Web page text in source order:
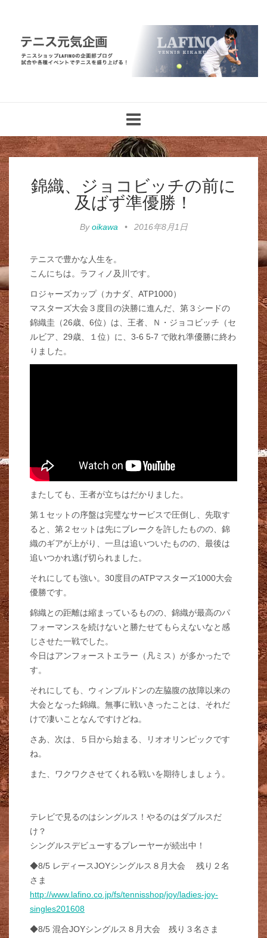
navigation
錦織、ジョコビッチの前に
及ばず準優勝！
Byoikawa • 2016年8月1日
テニスで豊かな人生を。
こんにちは。ラフィノ及川です。
ロジャーズカップ（カナダ、ATP1000）
マスターズ大会３度目の決勝に進んだ、第３シードの
錦織圭（26歳、6位）は、王者、Ｎ・ジョコビッチ（セ
ルビア、29歳、１位）に、3-6 5-7 で敗れ準優勝に終わ
りました。
またしても、王者が立ちはだかりました。
第１セットの序盤は完璧なサービスで圧倒し、先取す
ると、第２セットは先にブレークを許したものの、錦
織のギアが上がり、一旦は追いついたものの、最後は
追いつかれ逃げ切られました。
それにしても強い。30度目のATPマスターズ1000大会
優勝です。
錦織との距離は縮まっているものの、錦織が最高のパ
フォーマンスを続けないと勝たせてもらえないなと感
じさせた一戦でした。
今日はアンフォーストエラー（凡ミス）が多かったで
す。
それにしても、ウィンブルドンの左脇腹の故障以来の
大会となった錦織。無事に戦いきったことは、それだ
けで凄いことなんですけどね。
さあ、次は、５日から始まる、リオオリンピックです
ね。
また、ワクワクさせてくれる戦いを期待しましょう。
テレビで見るのはシングルス！やるのはダブルスだ
け？
シングルスデビューするプレーヤーが続出中！
◆8/5 レディースJOYシングルス８月大会 残り２名
さま
http://www.lafino.co.jp/fs/tennisshop/joy/ladies-joy-
singles201608
◆8/5 混合JOYシングルス８月大会 残り３名さま